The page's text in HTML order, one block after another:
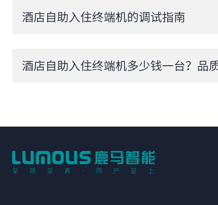
酒店自助入住终端机的调试指南